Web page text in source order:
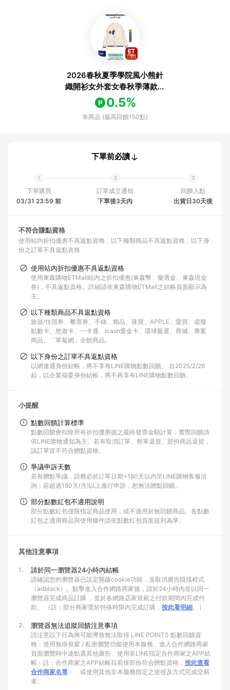
2026春秋夏季學院風小熊針
織開衫女外套女春秋季薄款寬
松溫柔毛衣
0.5%
本商品 (最高回饋150點)
下單前必讀
下單購買
03/31 23:59 前
訂單成立通知
下單後3天內
回饋入點
出貨日30天後
不符合賺點資格
使用站內折扣優惠不具返點資格 以下種類商品不具返點資格
以下身
份之訂單不具返點資格
使用站內折扣優惠不具返點資格
使用東森購物ETMall站內之折扣優惠(東森幣、樂透金、東森現金
券)，不具返點資格。詳細請依東森購物ETMall之結帳頁面顯示為
主。
以下種類商品不具返點資格
旅遊/住宿券、餐票券、手錶、精品、珠寶、APPLE、愛買、虛擬
點數卡、悠遊卡、一卡通、icash愛金卡、環球嚴選、商城、專案
商品、「草莓網」全館商品。
以下身份之訂單不具返點資格
以網連通身份結帳，將不享有LINE購物點數回饋。 自2025/2/26
起，以企業福委身份結帳，將不再享有LINE購物點數回饋。
小提醒
點數回饋計算標準
點數回饋會扣除所有折扣優惠後之最終發票金額計算，實際回饋請
依LINE購物通知為主。若有取消訂單、整單退貨、部份商品退貨，
該訂單皆不符合贈點資格。
爭議申訴天數
若有贈點爭議，請務必於訂單日期+180天以內至LINE購物客服洽
詢；若超過180天(含)以上進行申訴，恕無法贈點回饋。
部分點數紅包不適用說明
部分點數紅包僅限指定商品使用，或不適用於無回饋商品。各點數
紅包之適用商品與使用條件請依點數紅包頁面規則為準。
其他注意事項
1. 請於同一瀏覽器24小時內結帳
請確認您的瀏覽器已設定開啟cookie功能，並取消廣告阻擋程式
（adblock）。點擊進入合作網路商家後，請於24小時內並以同一
瀏覽器完成商品訂購 ，並於各網路店家規範之付款期間內完成付
款。 （註：部分商家需於特殊時限內完成訂購， 按此看明細。）
2. 瀏覽器無法追蹤回饋注意事項
請注意以下行為將可能導致無法取得 LINE POINTS 點數回饋資
格：使用無痕視窗 / 私密瀏覽功能使用本服務、進入合作網路商家
頁面瀏覽時中途點選其他廣告、使用非LINE指定合作商家之APP結
帳﹙註：合作商家之APP結帳目前僅部份符合贈點資格， 按此查看
合作商家名單 ﹚、或使用其他非本服務指定之途徑及方式完成交易
者。